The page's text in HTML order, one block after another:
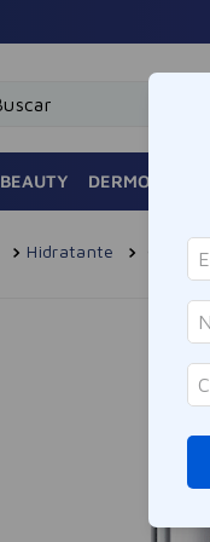
BEAUTY
Hidratante Gel